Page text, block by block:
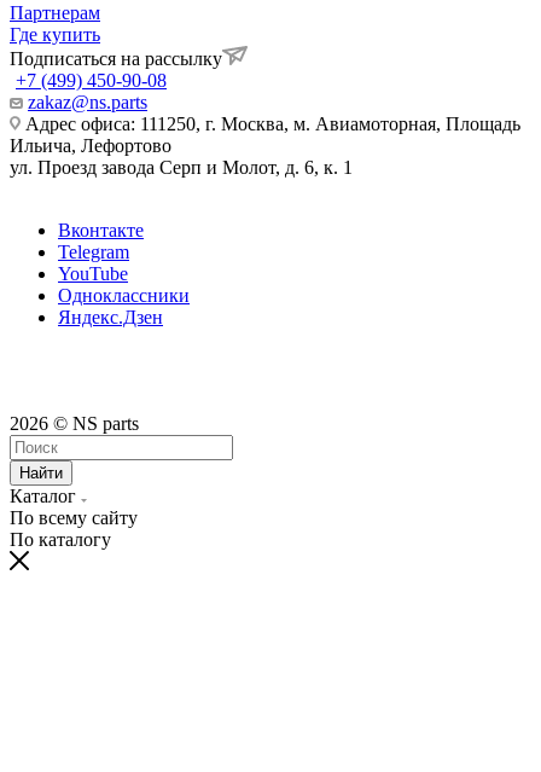
Партнерам
Где купить
Подписаться на рассылку
+7 (499) 450-90-08
zakaz@ns.parts
Адрес офиса: 111250, г. Москва, м. Авиамоторная, Площадь
Ильича, Лефортово
ул. Проезд завода Серп и Молот, д. 6, к. 1
Вконтакте
Telegram
YouTube
Одноклассники
Яндекс.Дзен
2026 © NS parts
Найти
Каталог
По всему сайту
По каталогу